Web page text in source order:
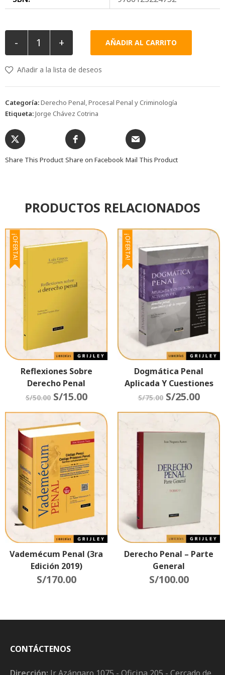
- + AÑADIR AL CARRITO
Añadir a la lista de deseos
Categoría:Derecho Penal, Procesal Penal y Criminología
Etiqueta:Jorge Chávez Cotrina
Share This Product Share on Facebook Mail This Product
PRODUCTOS RELACIONADOS
¡OFERTA!
Reflexiones Sobre
Derecho Penal
S/50.00 S/15.00
¡OFERTA!
Dogmática Penal
Aplicada Y Cuestiones
Actuales Del Derecho
Empresa
S/75.00 S/25.00
Vademécum Penal (3ra
Edición 2019)
S/170.00
Derecho Penal – Parte
General
S/100.00
CONTÁCTENOS